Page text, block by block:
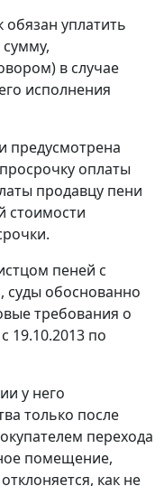
обязан уплатить
в случае
исполнения
предусмотрена
оплаты
продавцу пени
стоимости
пеней с
суды обоснованно
требования о
19.10.2013 по
у него
только после
перехода
помещение,
как не